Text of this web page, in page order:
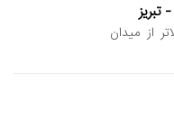
تبریز
از میدان